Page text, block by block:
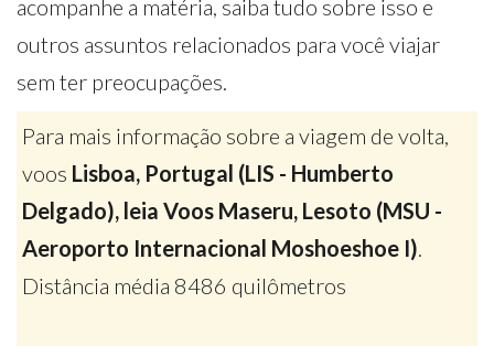
acompanhe a matéria, saiba tudo sobre isso e
outros assuntos relacionados para você viajar
sem ter preocupações.
Para mais informação sobre a viagem de volta,
voos Lisboa, Portugal (LIS - Humberto
Delgado), leia Voos Maseru, Lesoto (MSU -
Aeroporto Internacional Moshoeshoe I).
Distância média 8486 quilômetros